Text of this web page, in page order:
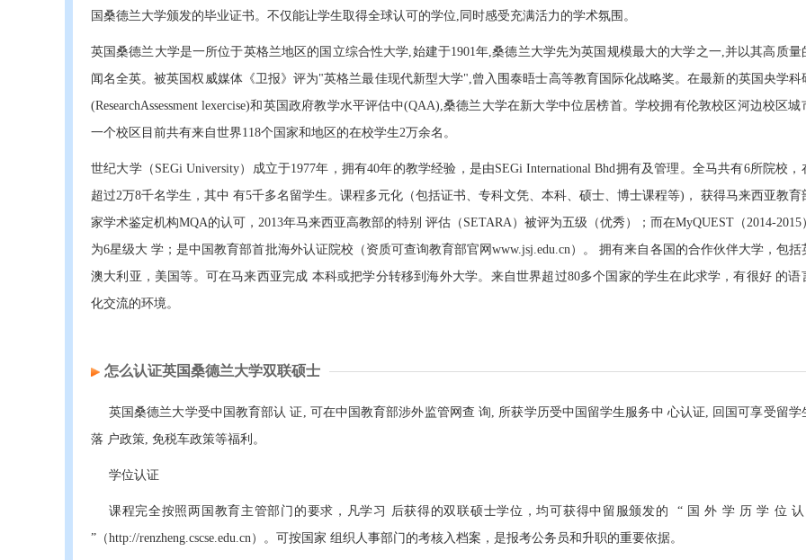
国桑德兰大学颁发的毕业证书。不仅能让学生取得全球认可的学位,同时感受充满活力的学术氛围。
英国桑德兰大学是一所位于英格兰地区的国立综合性大学,始建于1901年,桑德兰大学先为英国规模最大的大学之一,并以其高质量
闻名全英。被英国权威媒体《卫报》评为"英格兰最佳现代新型大学",曾入围泰晤士高等教育国际化战略奖。在最新的英国央学科
(ResearchAssessment lexercise)和英国政府教学水平评估中(QAA),桑德兰大学在新大学中位居榜首。学校拥有伦敦校区河边校区城
一个校区目前共有来自世界118个国家和地区的在校学生2万余名。
世纪大学（SEGi University）成立于1977年，拥有40年的教学经验，是由SEGi International Bhd拥有及管理。全马共有6所院校，
超过2万8千名学生，其中 有5千多名留学生。课程多元化（包括证书、专科文凭、本科、硕士、博士课程等)， 获得马来西亚教育
家学术鉴定机构MQA的认可，2013年马来西亚高教部的特别 评估（SETARA）被评为五级（优秀）；而在MyQUEST（2014-2015
为6星级大 学；是中国教育部首批海外认证院校（资质可查询教育部官网www.jsj.edu.cn）。 拥有来自各国的合作伙伴大学，包括
澳大利亚，美国等。可在马来西亚完成 本科或把学分转移到海外大学。来自世界超过80多个国家的学生在此求学，有很好 的语
化交流的环境。
怎么认证英国桑德兰大学双联硕士
英国桑德兰大学受中国教育部认 证, 可在中国教育部涉外监管网查 询, 所获学历受中国留学生服务中 心认证, 回国可享受留学
落 户政策, 免税车政策等福利。
学位认证
课程完全按照两国教育主管部门的要求，凡学习 后获得的双联硕士学位，均可获得中留服颁发的 “ 国 外 学 历 学 位
”（http://renzheng.cscse.edu.cn）。可按国家 组织人事部门的考核入档案，是报考公务员和升职的重要依据。